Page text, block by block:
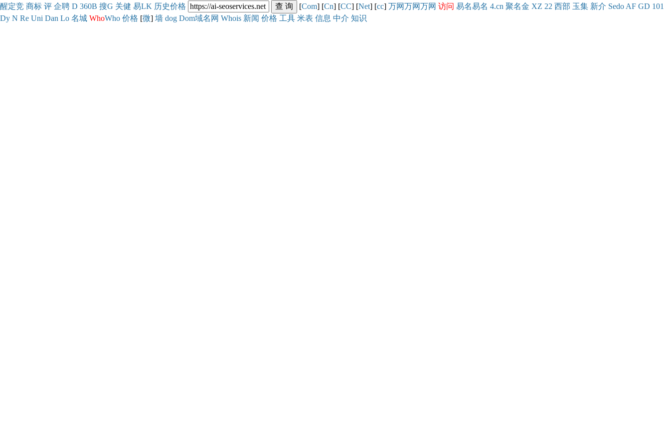
醒定竞 商标 评 企聘 D 360B 搜G 关健 易LK 历史价格 [Com] [Cn] [CC] [Net] [cc] 万网万网万网 访问 易名易名 4.cn 聚名金 XZ 22 西部 玉集 新介 Sedo AF GD 101
Dy N Re Uni Dan Lo 名城 WhoWho 价格 [微] 墙 dog Dom域名网 Whois 新闻 价格 工具 米表 信息 中介 知识